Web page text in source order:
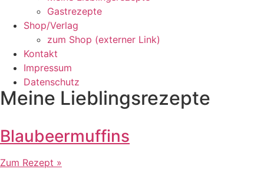
Gastrezepte
Shop/Verlag
zum Shop (externer Link)
Kontakt
Impressum
Datenschutz
Meine Lieblingsrezepte
Blaubeermuffins
Zum Rezept »